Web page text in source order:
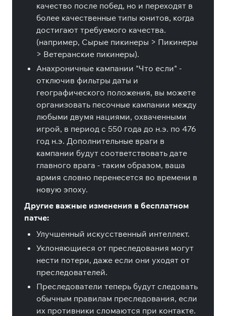
качество после побед, но и переходят в
более качественные типы юнитов, когда
достигают требуемого качества.
(например, Сырые пикинеры > Пикинеры
> Ветеранские пикинеры).
Анахроничные кампании "Что если" -
отключив фильтры даты и
географического положения, вы можете
организовать песочные кампании между
любыми двумя нациями, охваченными
игрой, в период с 550 года до н.э. по 476
год н.э. Дополнительные враги в
кампании будут соответствовать дате
главного врага - таким образом, ваша
армия словно перенесется во времени в
новую эпоху.
Другие важные изменения в бесплатном
патче:
Улучшенный искусственный интеллект.
Уклоняющиеся от преследования могут
нести потери, даже если они уходят от
преследователей.
Преследователи теперь будут следовать
обычным правилам преследования, если
их противники сломаются при контакте.